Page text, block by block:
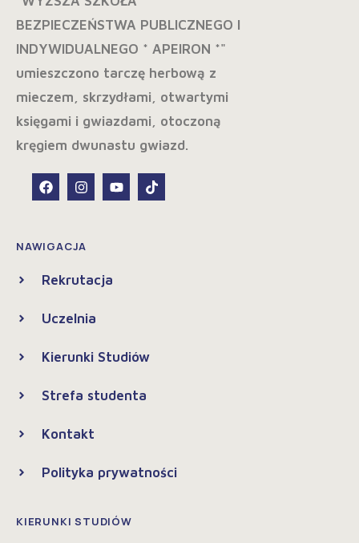
NAWIGACJA
Rekrutacja
Uczelnia
Kierunki Studiów
Strefa studenta
Kontakt
Polityka prywatności
KIERUNKI STUDIÓW